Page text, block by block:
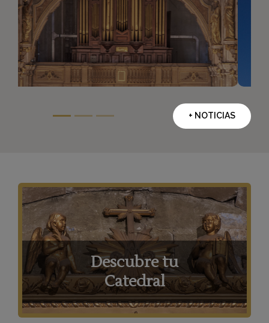
+ NOTICIAS
Descubre tu
Catedral